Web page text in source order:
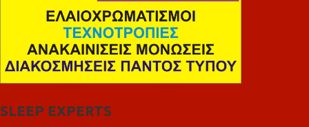
SLEEP EXPERTS